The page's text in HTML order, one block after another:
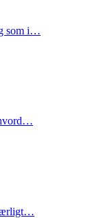
som i…